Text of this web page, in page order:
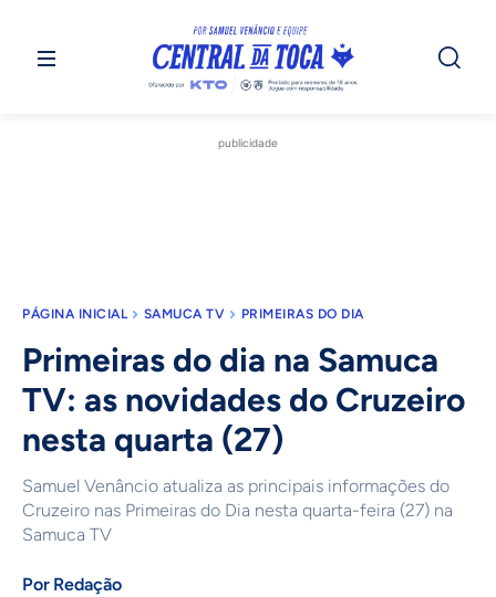
publicidade
PÁGINA INICIAL SAMUCA TV PRIMEIRAS DO DIA
Primeiras do dia na Samuca
TV: as novidades do Cruzeiro
nesta quarta (27)
Samuel Venâncio atualiza as principais informações do
Cruzeiro nas Primeiras do Dia nesta quarta-feira (27) na
Samuca TV
Por Redação